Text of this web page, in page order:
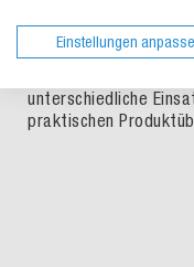
platzsparend
Schutzfunktion für
unterschiedliche
praktischen
Einstellungen